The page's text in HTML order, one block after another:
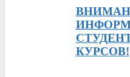
КУРСОВ!